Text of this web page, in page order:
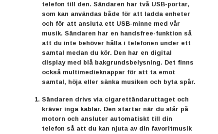
telefon till den. Sändaren har två USB-portar,
som kan användas både för att ladda enheter
och för att ansluta ett USB-minne med vår
musik. Sändaren har en handsfree-funktion så
att du inte behöver hålla i telefonen under ett
samtal medan du kör. Den har en digital
display med blå bakgrundsbelysning. Det finns
också multimedieknappar för att ta emot
samtal, höja eller sänka musiken och byta spår.
Sändaren drivs via cigarettändaruttaget och
kräver inga kablar. Den startar när du slår på
motorn och ansluter automatiskt till din
telefon så att du kan njuta av din favoritmusik